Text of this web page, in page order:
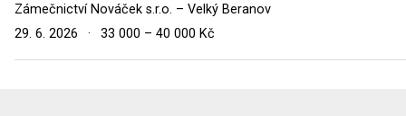
Zámečnictví Nováček s.r.o. – Velký Beranov
29. 6. 2026
· 33 000 – 40 000 Kč